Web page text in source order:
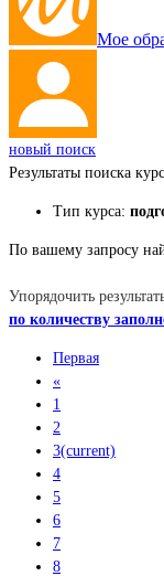
Мое
новый поиск
Результаты поиска
Тип курса:
По вашему запросу
Упорядочить
по количеству
Первая
«
1
2
3(current)
4
5
6
7
8